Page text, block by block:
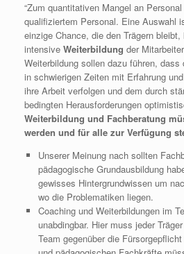
“Zum quantitativen Mangel an
qualifiziertem Personal. Eine Auswahl
einzige Chance, die den Trägern
intensive Weiterbildung der
Weiterbildung sollen dazu führen,
in schwierigen Zeiten mit Erfahrung
ihre Arbeit verfolgen und dem durch
bedingten Herausforderungen
Weiterbildung und Fachberatung
werden und für alle zur Verfügung
Unserer Meinung nach sollten
pädagogische Grundausbildung
gewisses Hintergrundwissen um
wo die Problematiken liegen.
Coaching und Weiterbildungen im
unabdingbar. Hier muss jeder
Team gegenüber die